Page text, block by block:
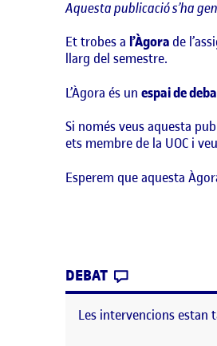
Aquesta publicació s’ha
Et trobes a l’Àgora de
llarg del semestre.
L’Àgora és un espai de
Si només veus aquesta
ets membre de la UOC i
Esperem que aquesta
DEBAT
Les intervencions estan